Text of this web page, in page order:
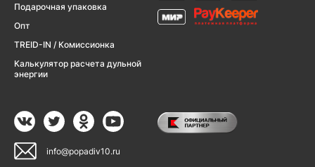
Подарочная упаковка
Опт
TREID-IN / Комиссионка
Калькулятор расчета дульной
энергии
info@popadiv10.ru